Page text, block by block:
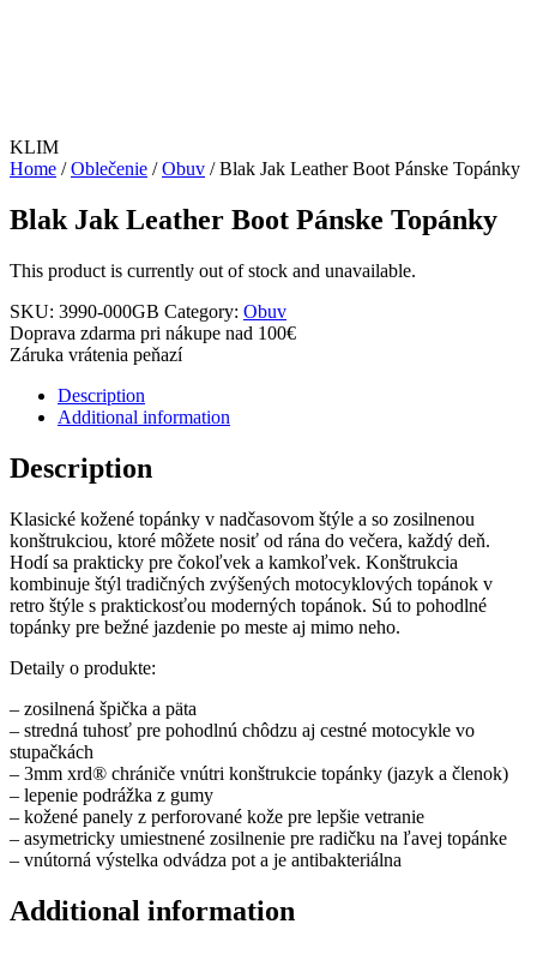
KLIM
Home /Oblečenie /Obuv / Blak Jak Leather Boot Pánske Topánky
Blak Jak Leather Boot Pánske Topánky
This product is currently out of stock and unavailable.
SKU: 3990-000GB Category: Obuv
Doprava zdarma pri nákupe nad 100€
Záruka vrátenia peňazí
Description
Additional information
Description
Klasické kožené topánky v nadčasovom štýle a so zosilnenou
konštrukciou, ktoré môžete nosiť od rána do večera, každý deň.
Hodí sa prakticky pre čokoľvek a kamkoľvek. Konštrukcia
kombinuje štýl tradičných zvýšených motocyklových topánok v
retro štýle s praktickosťou moderných topánok. Sú to pohodlné
topánky pre bežné jazdenie po meste aj mimo neho.
Detaily o produkte:
– zosilnená špička a päta
– stredná tuhosť pre pohodlnú chôdzu aj cestné motocykle vo
stupačkách
– 3mm xrd® chrániče vnútri konštrukcie topánky (jazyk a členok)
– lepenie podrážka z gumy
– kožené panely z perforované kože pre lepšie vetranie
– asymetricky umiestnené zosilnenie pre radičku na ľavej topánke
– vnútorná výstelka odvádza pot a je antibakteriálna
Additional information